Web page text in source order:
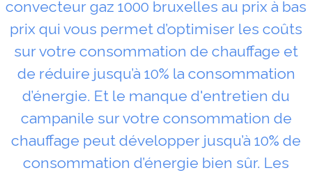
convecteur gaz 1000 bruxelles au prix à bas
prix qui vous permet d’optimiser les coûts
sur votre consommation de chauffage et
de réduire jusqu’à 10% la consommation
d’énergie. Et le manque d'entretien du
campanile sur votre consommation de
chauffage peut développer jusqu’à 10% de
consommation d’énergie bien sûr. Les